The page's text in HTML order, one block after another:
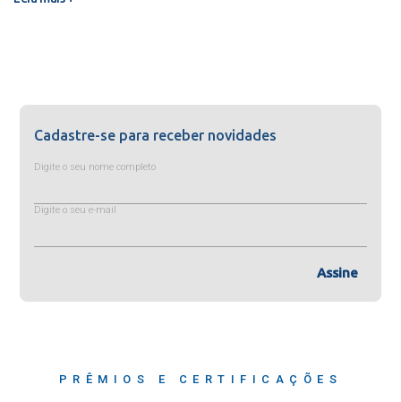
Cadastre-se para receber novidades
Digite o seu nome completo
Digite o seu e-mail
Assine
PRÊMIOS E CERTIFICAÇÕES